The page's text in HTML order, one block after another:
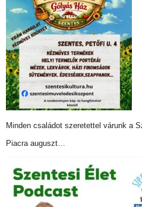
Minden családot szeretettel várunk a
Piacra auguszt…